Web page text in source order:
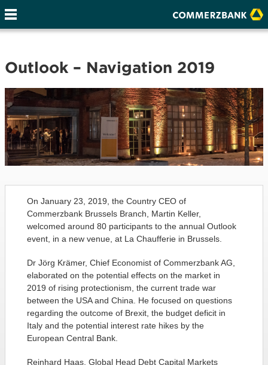
Outlook – Navigation 2019
On January 23, 2019, the Country CEO of
Commerzbank Brussels Branch, Martin Keller,
welcomed around 80 participants to the annual Outlook
event, in a new venue, at La Chaufferie in Brussels.
Dr Jörg Krämer, Chief Economist of Commerzbank AG,
elaborated on the potential effects on the market in
2019 of rising protectionism, the current trade war
between the USA and China. He focused on questions
regarding the outcome of Brexit, the budget deficit in
Italy and the potential interest rate hikes by the
European Central Bank.
Reinhard Haas, Global Head Debt Capital Markets